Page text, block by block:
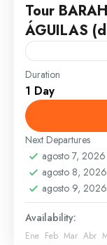
Tour
ÁGUILAS
Precio: 7,500
Águilas es
Pedernales.
Pedernales
1 Person
Duration
1 Day
Next Departures
agosto 7, 2026
agosto 8, 2026
agosto 9, 2026
Availability:
Ene Feb Mar Abr